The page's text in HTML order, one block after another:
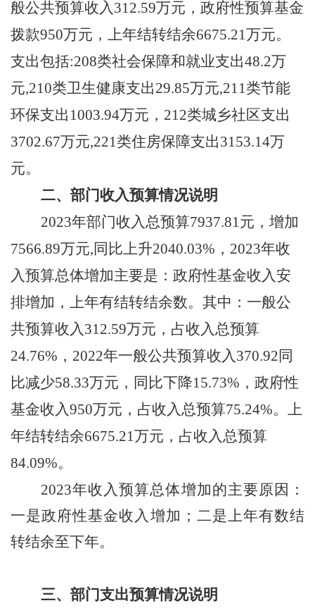
般公共预算收入312.59万元 ，政府性预算基金
拨款950万元，上年结转结余6675.21万元。
支出包括:208类社会保障和就业支出48.2万
元,210类卫生健康支出29.85万元,211类节能
环保支出 1003.94万元，212类城乡社区支出
3702.67万元,221类住房保障支出3153.14万
元。
二、部门收入预算情况说明
2023年部门收入总预算7937.81元， 增加
7566.89万元,同比上升2040.03%，2023年收
入预算总体增加主要是 ： 政府性基金收入安
排增加，上年有结转结余数。其中：一般公
共预算收入312.59万元，占收入总预算
24.76%， 2022年一般公共预算收入370.92同
比减少58.33万元，同比下降15.73% ， 政府性
基金收入950万元， 占收入总预算75.24%。上
年结转结余6675.21万元， 占收入总预算
84.09%。
2023年收入预算总体增加的主要原因：
一是政府性基金收入增加 ；二是上年有数结
转结余至下年。
三、部门支出预算情况说明